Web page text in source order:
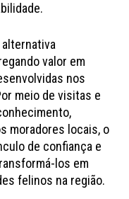
valor em
nos
meio de visitas e
moradores locais, o
de confiança e
los em
felinos na região.